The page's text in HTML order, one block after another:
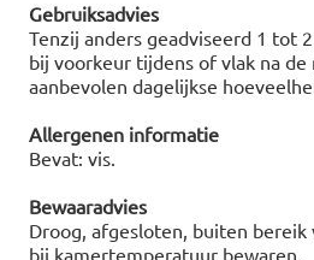
Gebruiksadvies
Tenzij anders geadviseerd 1 tot
bij voorkeur tijdens of vlak na
aanbevolen dagelijkse
Allergenen informatie
Bevat: vis.
Bewaaradvies
Droog, afgesloten, buiten bereik
bij kamertemperatuur bewaren.